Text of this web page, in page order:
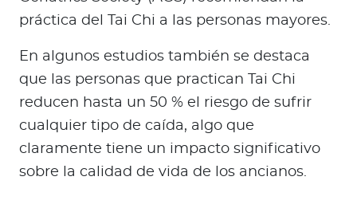
práctica del Tai Chi a las personas mayores.
En algunos estudios también se destaca
que las personas que practican Tai Chi
reducen hasta un 50 % el riesgo de sufrir
cualquier tipo de caída, algo que
claramente tiene un impacto significativo
sobre la calidad de vida de los ancianos.